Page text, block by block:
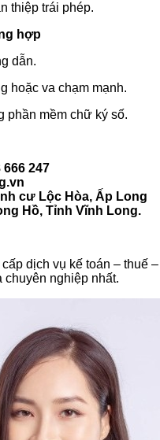
thiệp trái phép.
hợp
dẫn.
hoặc va chạm mạnh.
phần mềm chữ ký số.
666 247
cư Lộc Hòa, Ấp Long
Hồ, Tỉnh Vĩnh Long.
dịch vụ kế toán – thuế –
chuyên nghiệp nhất.